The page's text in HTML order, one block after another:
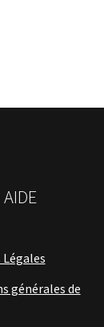
AIDE
générales de